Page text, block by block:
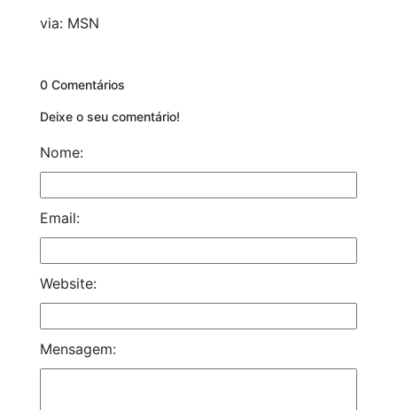
via: MSN
0 Comentários
Deixe o seu comentário!
Nome:
Email:
Website:
Mensagem: